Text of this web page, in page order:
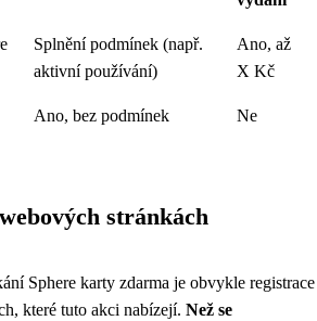
Splnění podmínek (např.
aktivní používání)
Ano, až
X Kč
Ano, bez podmínek Ne
stránkách
Sphere karty zdarma je obvykle registrace
které tuto akci nabízejí. Než se